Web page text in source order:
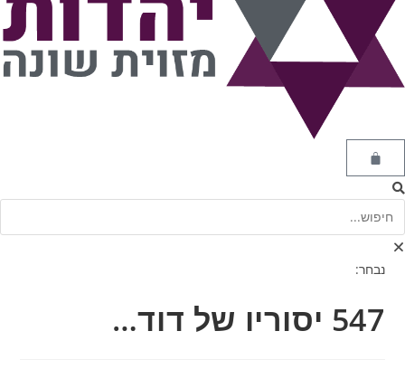
נבחר:
547 יסוריו של דוד…